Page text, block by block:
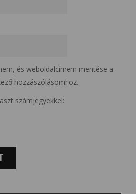
és weboldalcímem mentése a
hozzászólásomhoz.
számjegyekkel: